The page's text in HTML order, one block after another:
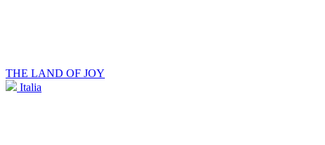
THE LAND OF JOY
Italia